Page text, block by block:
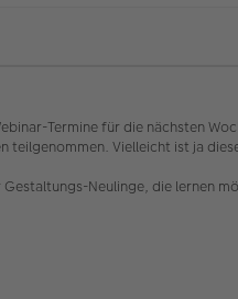
Termine für die nächsten
teilgenommen. Vielleicht ist ja
Neulinge, die lernen